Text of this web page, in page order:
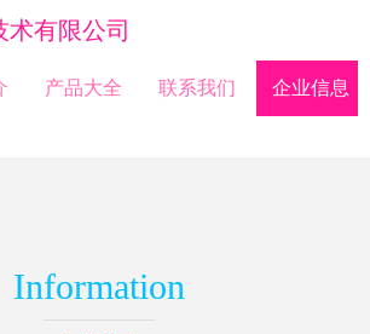
有限公司
产品大全 联系我们 企业信息
Information